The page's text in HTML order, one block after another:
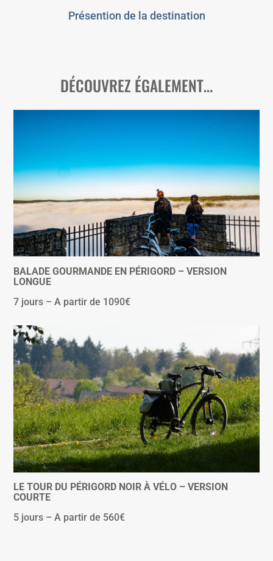
Présention de la destination
DÉCOUVREZ ÉGALEMENT…
BALADE GOURMANDE EN PÉRIGORD – VERSION
LONGUE
7 jours – A partir de 1090€
LE TOUR DU PÉRIGORD NOIR À VÉLO – VERSION
COURTE
5 jours – A partir de 560€